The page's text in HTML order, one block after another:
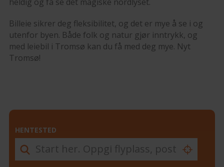
Billeie sikrer deg fleksibilitet, og det er mye å se i og
utenfor byen. Både folk og natur gjør inntrykk, og
med leiebil i Tromsø kan du få med deg mye. Nyt
Tromsø!
HENTESTED